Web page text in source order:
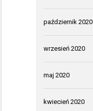
październik 2020
wrzesień 2020
maj 2020
kwiecień 2020